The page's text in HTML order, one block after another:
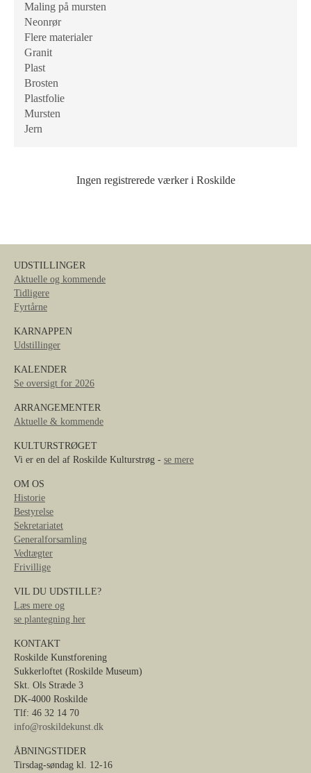
Maling på mursten
Neonrør
Flere materialer
Granit
Plast
Brosten
Plastfolie
Mursten
Jern
Ingen registrerede værker i Roskilde
UDSTILLINGER
Aktuelle og kommende
Tidligere
Fyrtårne
KARNAPPEN
Udstillinger
KALENDER
Se oversigt for 2026
ARRANGEMENTER
Aktuelle & kommende
KULTURSTRØGET
Vi er en del af Roskilde Kulturstrøg - se mere
OM OS
Historie
Bestyrelse
Sekretariatet
Generalforsamling
Vedtægter
Frivillige
VIL DU UDSTILLE?
Læs mere og
se plantegning her
KONTAKT
Roskilde Kunstforening
Sukkerloftet (Roskilde Museum)
Skt. Ols Stræde 3
DK-4000 Roskilde
Tlf: 46 32 14 70
info@roskildekunst.dk
ÅBNINGSTIDER
Tirsdag-søndag kl. 12-16